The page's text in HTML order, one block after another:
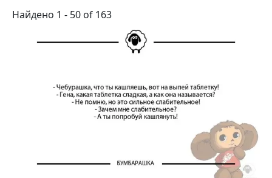
Найдено 1 - 50 of 163